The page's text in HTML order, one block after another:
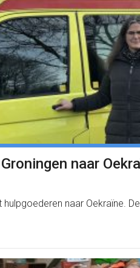
naar
naar Oekraïne.